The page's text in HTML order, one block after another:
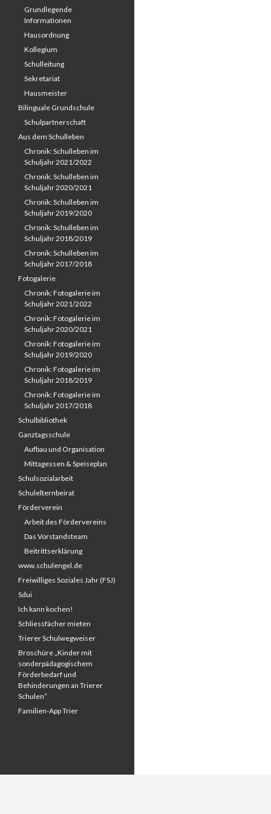
Grundlegende
Informationen
Hausordnung
Kollegium
Schulleitung
Sekretariat
Hausmeister
Bilinguale Grundschule
Schulpartnerschaft
Aus dem Schulleben
Chronik: Schulleben im
Schuljahr 2021/2022
Chronik: Schulleben im
Schuljahr 2020/2021
Chronik: Schulleben im
Schuljahr 2019/2020
Chronik: Schulleben im
Schuljahr 2018/2019
Chronik: Schulleben im
Schuljahr 2017/2018
Fotogalerie
Chronik: Fotogalerie im
Schuljahr 2021/2022
Chronik: Fotogalerie im
Schuljahr 2020/2021
Chronik: Fotogalerie im
Schuljahr 2019/2020
Chronik: Fotogalerie im
Schuljahr 2018/2019
Chronik: Fotogalerie im
Schuljahr 2017/2018
Schulbibliothek
Ganztagsschule
Aufbau und Organisation
Mittagessen & Speiseplan
Schulsozialarbeit
Schulelternbeirat
Förderverein
Arbeit des Fördervereins
Das Vorstandsteam
Beitrittserklärung
www.schulengel.de
Freiwilliges Soziales Jahr (FSJ)
Sdui
Ich kann kochen!
Schliessfächer mieten
Trierer Schulwegweiser
Broschüre „Kinder mit
sonderpädagogischem
Förderbedarf und
Behinderungen an Trierer
Schulen“
Familien-App Trier